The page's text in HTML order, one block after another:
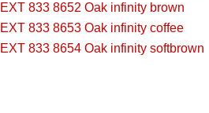
833 8652 Oak infinity brown
833 8653 Oak infinity coffee
833 8654 Oak infinity softbrown